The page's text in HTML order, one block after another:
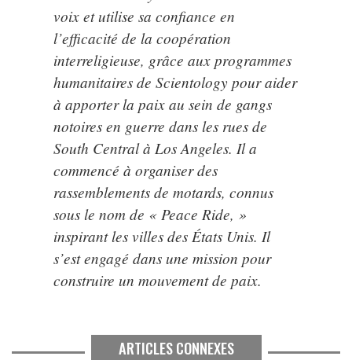
voix et utilise sa confiance en
l’efficacité de la coopération
interreligieuse, grâce aux programmes
humanitaires de Scientology pour aider
à apporter la paix au sein de gangs
notoires en guerre dans les rues de
South Central à Los Angeles. Il a
commencé à organiser des
rassemblements de motards, connus
sous le nom de « Peace Ride, »
inspirant les villes des États Unis. Il
s’est engagé dans une mission pour
construire un mouvement de paix.
ARTICLES CONNEXES